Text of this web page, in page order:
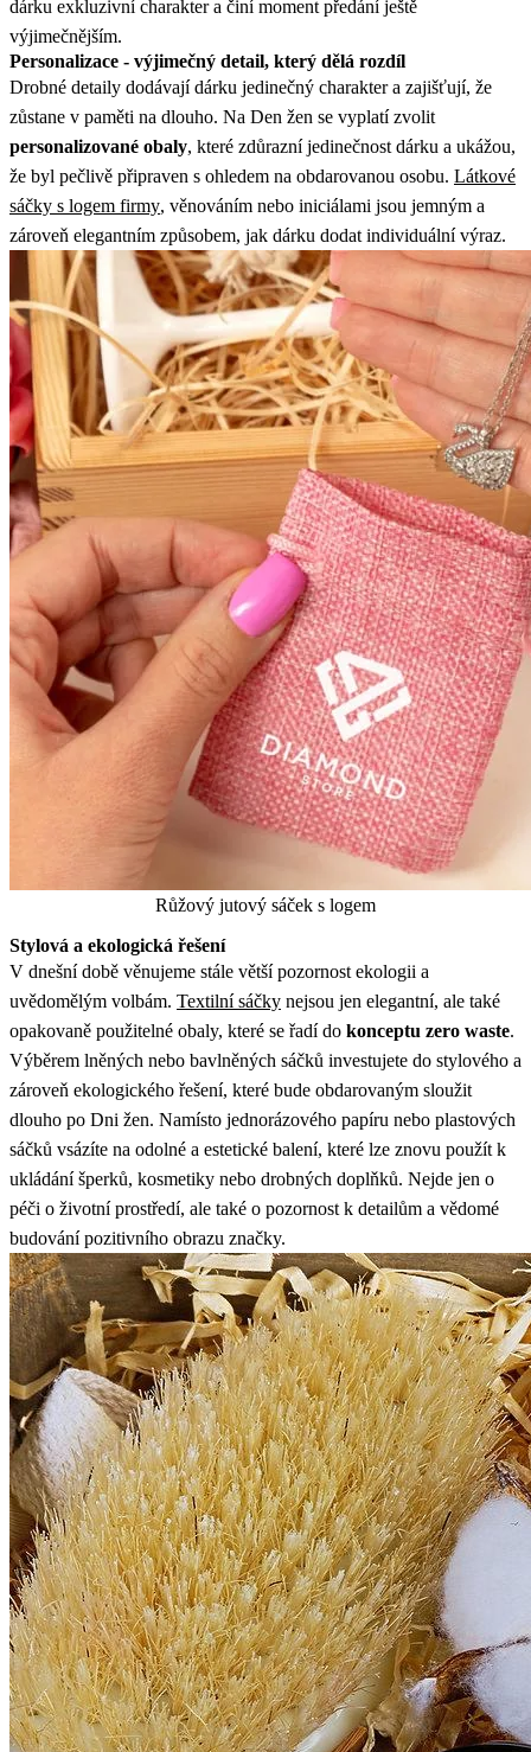
dárku exkluzivní charakter a činí moment předání ještě
výjimečnějším.
Personalizace - výjimečný detail, který dělá rozdíl
Drobné detaily dodávají dárku jedinečný charakter a zajišťují, že
zůstane v paměti na dlouho. Na Den žen se vyplatí zvolit
personalizované obaly, které zdůrazní jedinečnost dárku a ukážou,
že byl pečlivě připraven s ohledem na obdarovanou osobu. Látkové
sáčky s logem firmy, věnováním nebo iniciálami jsou jemným a
zároveň elegantním způsobem, jak dárku dodat individuální výraz.
Růžový jutový sáček s logem
Stylová a ekologická řešení
V dnešní době věnujeme stále větší pozornost ekologii a
uvědomělým volbám. Textilní sáčky nejsou jen elegantní, ale také
opakovaně použitelné obaly, které se řadí do konceptu zero waste.
Výběrem lněných nebo bavlněných sáčků investujete do stylového a
zároveň ekologického řešení, které bude obdarovaným sloužit
dlouho po Dni žen. Namísto jednorázového papíru nebo plastových
sáčků vsázíte na odolné a estetické balení, které lze znovu použít k
ukládání šperků, kosmetiky nebo drobných doplňků. Nejde jen o
péči o životní prostředí, ale také o pozornost k detailům a vědomé
budování pozitivního obrazu značky.